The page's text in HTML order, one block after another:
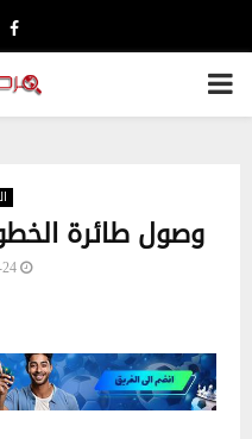
PRIMARY
وصول طائرة